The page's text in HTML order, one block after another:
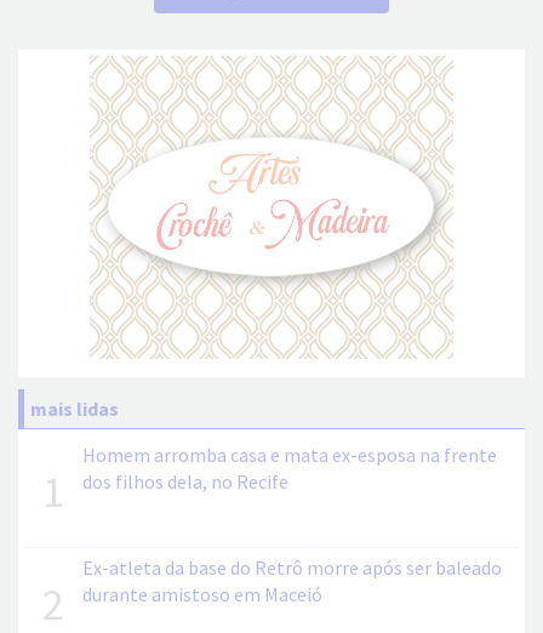
mais lidas
1
Homem arromba casa e mata ex-esposa na frente
dos filhos dela, no Recife
2
Ex-atleta da base do Retrô morre após ser baleado
durante amistoso em Maceió